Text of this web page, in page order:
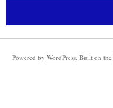
Powered by WordPress. Built on the